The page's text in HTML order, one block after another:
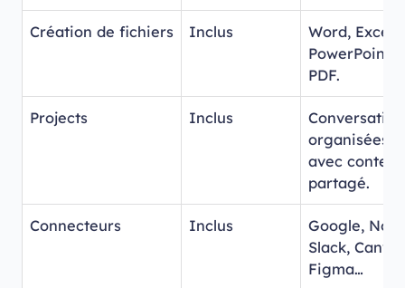
Création de fichiers Inclus
Word, Excel,
PowerPoint,
PDF.
Projects Inclus
organisées
avec
partagé.
Connecteurs Inclus
Google,
Slack, Canva,
Figma…